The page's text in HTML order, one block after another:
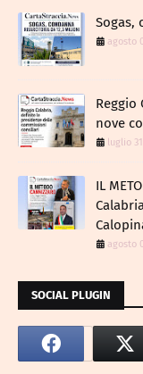
Sogas,
agosto
Reggio
nove
luglio
IL
agosto
SOCIAL PLUGIN